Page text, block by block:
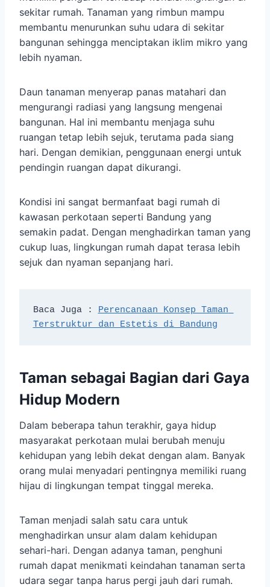
sekitar rumah. Tanaman yang rimbun mampu
membantu menurunkan suhu udara di sekitar
bangunan sehingga menciptakan iklim mikro yang
lebih nyaman.
Daun tanaman menyerap panas matahari dan
mengurangi radiasi yang langsung mengenai
bangunan. Hal ini membantu menjaga suhu
ruangan tetap lebih sejuk, terutama pada siang
hari. Dengan demikian, penggunaan energi untuk
pendingin ruangan dapat dikurangi.
Kondisi ini sangat bermanfaat bagi rumah di
kawasan perkotaan seperti Bandung yang
semakin padat. Dengan menghadirkan taman yang
cukup luas, lingkungan rumah dapat terasa lebih
sejuk dan nyaman sepanjang hari.
Baca Juga : Perencanaan Konsep Taman
Terstruktur dan Estetis di Bandung
Taman sebagai Bagian dari Gaya
Hidup Modern
Dalam beberapa tahun terakhir, gaya hidup
masyarakat perkotaan mulai berubah menuju
kehidupan yang lebih dekat dengan alam. Banyak
orang mulai menyadari pentingnya memiliki ruang
hijau di lingkungan tempat tinggal mereka.
Taman menjadi salah satu cara untuk
menghadirkan unsur alam dalam kehidupan
sehari-hari. Dengan adanya taman, penghuni
rumah dapat menikmati keindahan tanaman serta
udara segar tanpa harus pergi jauh dari rumah.